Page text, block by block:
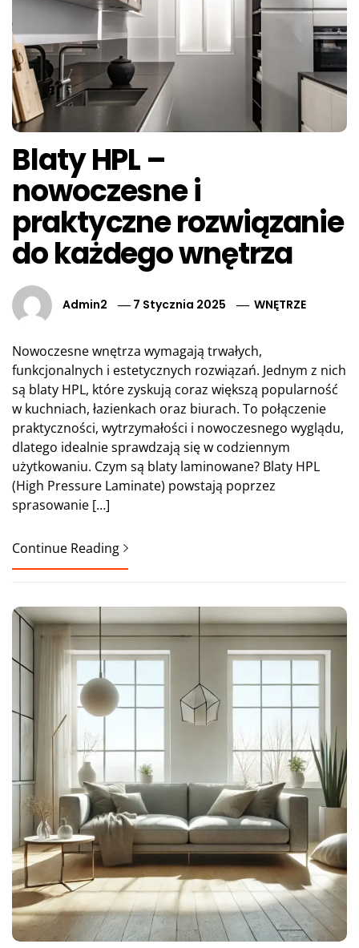
Blaty HPL –
nowoczesne i
praktyczne rozwiązanie
do każdego wnętrza
Admin2 7 Stycznia 2025 WNĘTRZE
Nowoczesne wnętrza wymagają trwałych,
funkcjonalnych i estetycznych rozwiązań. Jednym z nich
są blaty HPL, które zyskują coraz większą popularność
w kuchniach, łazienkach oraz biurach. To połączenie
praktyczności, wytrzymałości i nowoczesnego wyglądu,
dlatego idealnie sprawdzają się w codziennym
użytkowaniu. Czym są blaty laminowane? Blaty HPL
(High Pressure Laminate) powstają poprzez
sprasowanie […]
Continue Reading